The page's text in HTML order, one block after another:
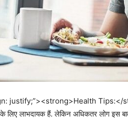
justify;”><strong>Health Tips:</
के लिए लाभदायक हैं. लेकिन अधिकतर लोग इस